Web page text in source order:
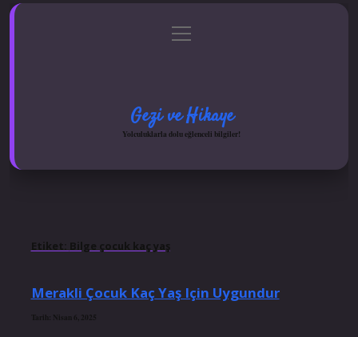
Gizlilik Politikası
menüyü
aç
Gezi ve Hikaye
Yolculuklarla dolu eğlenceli bilgiler!
Etiket: Bilge çocuk kaç yaş
Merakli Çocuk Kaç Yaş Için Uygundur
Tarih: Nisan 6, 2025